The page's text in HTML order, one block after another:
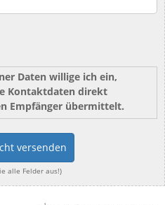
Daten willige ich ein,
Kontaktdaten direkt
Empfänger übermittelt.
versenden
alle Felder aus!)